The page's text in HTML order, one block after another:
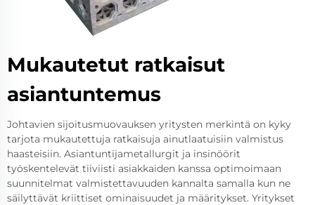
Mukautetut ratkaisut
asiantuntemus
Johtavien sijoitusmuovauksen yritysten merkintä on kyky
tarjota mukautettuja ratkaisuja ainutlaatuisiin valmistus
haasteisiin. Asiantuntijametallurgit ja insinöörit
työskentelevät tiiviisti asiakkaiden kanssa optimoimaan
suunnitelmat valmistettavuuden kannalta samalla kun ne
säilyttävät kriittiset ominaisuudet ja määritykset. Yritykset